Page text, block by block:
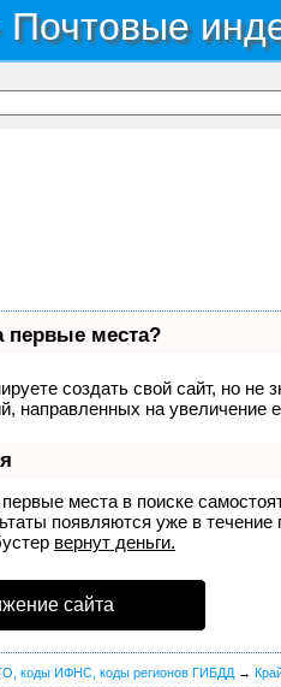
Почтовые
первые места?
создать свой сайт, но не
направленных на увеличение
места в поиске
появляются уже в
вернут деньги.
сайта
коды ИФНС, коды регионов ГИБДД →